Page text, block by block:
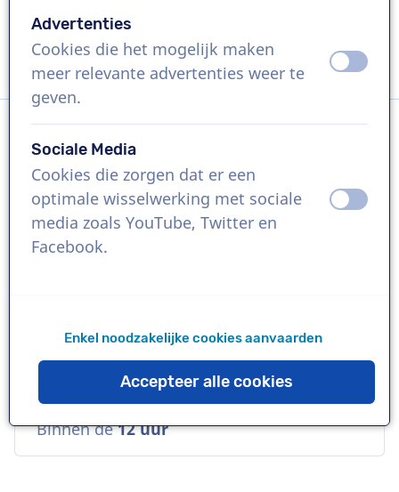
Vraag een custom demo aan
Taal
Nederlands
Referenties
Opvallend, Speels, Vriendelijk, Warm
Beschikbaarheid
Binnen de12 uur
Advertenties
Cookies die het mogelijk maken
meer relevante advertenties weer te
geven.
uit aan
Sociale Media
Cookies die zorgen dat er een
optimale wisselwerking met sociale
media zoals YouTube, Twitter en
Facebook.
uit aan
Enkel noodzakelijke cookies aanvaarden
Accepteer alle cookies